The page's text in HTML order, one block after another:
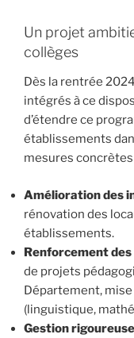
Un projet
collèges
Dès la rentrée
intégrés à ce
d’étendre ce
établissements
mesures concrètes
Amélioration des
rénovation des
établissements.
Renforcement
de projets
Département, mise
(linguistique,
Gestion